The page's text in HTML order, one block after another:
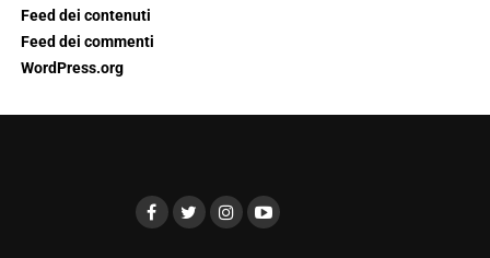
Feed dei contenuti
Feed dei commenti
WordPress.org